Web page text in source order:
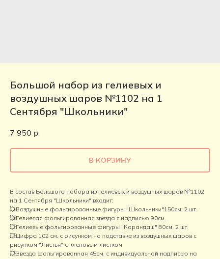
Большой набор из гелиевых и
воздушных шаров №1102 на 1
Сентября "Школьники"
7 950 р.
В КОРЗИНУ
В состав Большого набора из гелиевых и воздушных шаров №1102
на 1 Сентября "Школьники" входит:
💥Воздушные фольгированные фигуры "Школьники"150см. 2 шт.
💥Гелиевая фольгированная звезда с надписью 90см.
💥Гелиевые фольгированные фигуры "Карандаш" 80см. 2 шт.
💥Цифра 102 см. с рисунком на подставке из воздушных шаров с
рисунком "Листья" с кленовым листком
💥Звезда фольгированная 45см. с индивидуальной надписью на